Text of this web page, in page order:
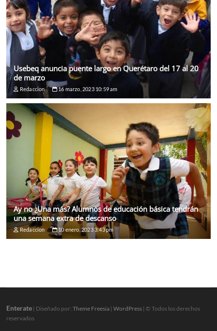
Usebeq anuncia puente largo en Querétaro del 17 al 20
de marzo
Redaccion 16 marzo, 2023 10:59 am
Ay no ¿Una más? Alumnos de educación básica tendrán
una semana extra de descanso
Redaccion 10 enero, 2023 3:43 pm
Enterate | Diseñado por:Theme Freesia |WordPress | © Todos los derechos
reservados